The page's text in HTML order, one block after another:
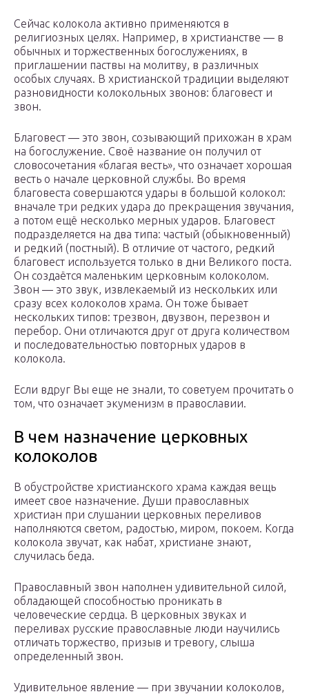
Сейчас колокола активно применяются в
религиозных целях. Например, в христианстве — в
обычных и торжественных богослужениях, в
приглашении паствы на молитву, в различных
особых случаях. В христианской традиции выделяют
разновидности колокольных звонов: благовест и
звон.
Благовест — это звон, созывающий прихожан в храм
на богослужение. Своё название он получил от
словосочетания «благая весть», что означает хорошая
весть о начале церковной службы. Во время
благовеста совершаются удары в большой колокол:
вначале три редких удара до прекращения звучания,
а потом ещё несколько мерных ударов. Благовест
подразделяется на два типа: частый (обыкновенный)
и редкий (постный). В отличие от частого, редкий
благовест используется только в дни Великого поста.
Он создаётся маленьким церковным колоколом.
Звон — это звук, извлекаемый из нескольких или
сразу всех колоколов храма. Он тоже бывает
нескольких типов: трезвон, двузвон, перезвон и
перебор. Они отличаются друг от друга количеством
и последовательностью повторных ударов в
колокола.
Если вдруг Вы еще не знали, то советуем прочитать о
том, что означает экуменизм в православии.
В чем назначение церковных
колоколов
В обустройстве христианского храма каждая вещь
имеет свое назначение. Души православных
христиан при слушании церковных переливов
наполняются светом, радостью, миром, покоем. Когда
колокола звучат, как набат, христиане знают,
случилась беда.
Православный звон наполнен удивительной силой,
обладающей способностью проникать в
человеческие сердца. В церковных звуках и
переливах русские православные люди научились
отличать торжество, призыв и тревогу, слыша
определенный звон.
Удивительное явление — при звучании колоколов,